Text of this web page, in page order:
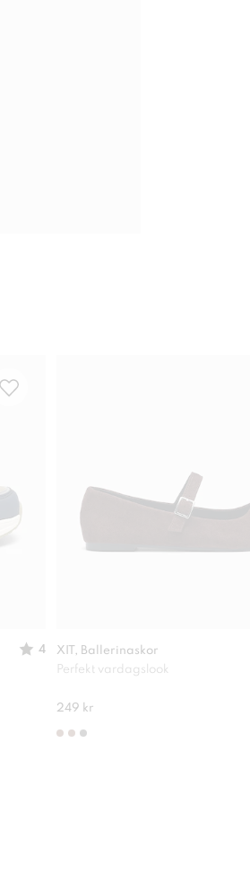
4
XIT, Ballerinaskor
Perfekt vardagslook
249 kr